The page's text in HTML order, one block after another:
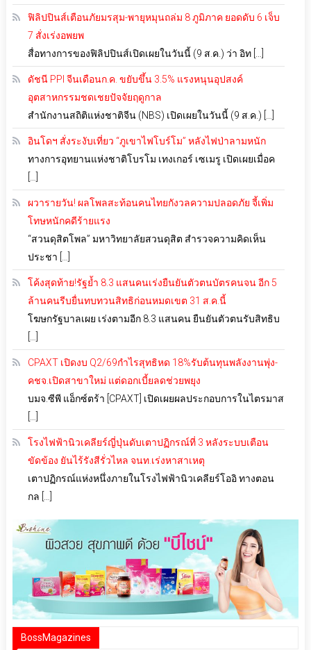
ฟิลิปปินส์เตือนภัยมรสุม-พายุหมุนถล่ม 8 ภูมิภาค ยอดดับ 6 เจ็บ
7 สั่งเร่งอพยพ
สื่อทางการของฟิลิปปินส์เปิดเผยในวันนี้ (9 ส.ค.) ว่า อิท […]
ดัชนี PPI จีนเดือนก.ค. ขยับขึ้น 3.5% แรงหนุนอุปสงค์
อุตสาหกรรมชดเชยปัจจัยฤดูกาล
สำนักงานสถิติแห่งชาติจีน (NBS) เปิดเผยในวันนี้ (9 ส.ค.) […]
อินโดฯ สั่งระงับเที่ยว “ภูเขาไฟโบร์โม” หลังไฟป่าลามหนัก
ทางการอุทยานแห่งชาติโบรโม เทงเกอร์ เซเมรู เปิดเผยเมื่อค
[…]
ผวารายวัน! ผลโพลสะท้อนคนไทยกังวลความปลอดภัย จี้เพิ่ม
โทษหนักคดีร้ายแรง
“สวนดุสิตโพล” มหาวิทยาลัยสวนดุสิต สำรวจความคิดเห็น
ประชา […]
โค้งสุดท้าย!รัฐย้ำ 8.3 แสนคนเร่งยืนยันตัวตนบัตรคนจน อีก 5
ล้านคนรีบยื่นทบทวนสิทธิก่อนหมดเขต 31 ส.ค.นี้
โฆษกรัฐบาลเผย เร่งตามอีก 8.3 แสนคน ยืนยันตัวตนรับสิทธิบ
[…]
CPAXT เปิดงบ Q2/69กำไรสุทธิหด 18%รับต้นทุนพลังงานพุ่ง-
คชจ.เปิดสาขาใหม่ แต่ดอกเบี้ยลดช่วยพยุง
บมจ.ซีพี แอ็กซ์ตร้า [CPAXT] เปิดเผยผลประกอบการในไตรมาส
[…]
โรงไฟฟ้านิวเคลียร์ญี่ปุ่นดับเตาปฏิกรณ์ที่ 3 หลังระบบเตือน
ขัดข้อง ยันไร้รังสีรั่วไหล จนท.เร่งหาสาเหตุ
เตาปฏิกรณ์แห่งหนึ่งภายในโรงไฟฟ้านิวเคลียร์โออิ ทางตอน
กล […]
BossMagazines